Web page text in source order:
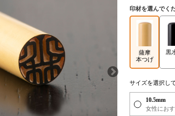
印材を選んでく
薩摩
本つげ
黒
サイズを選択し
10.5mm
女性にお